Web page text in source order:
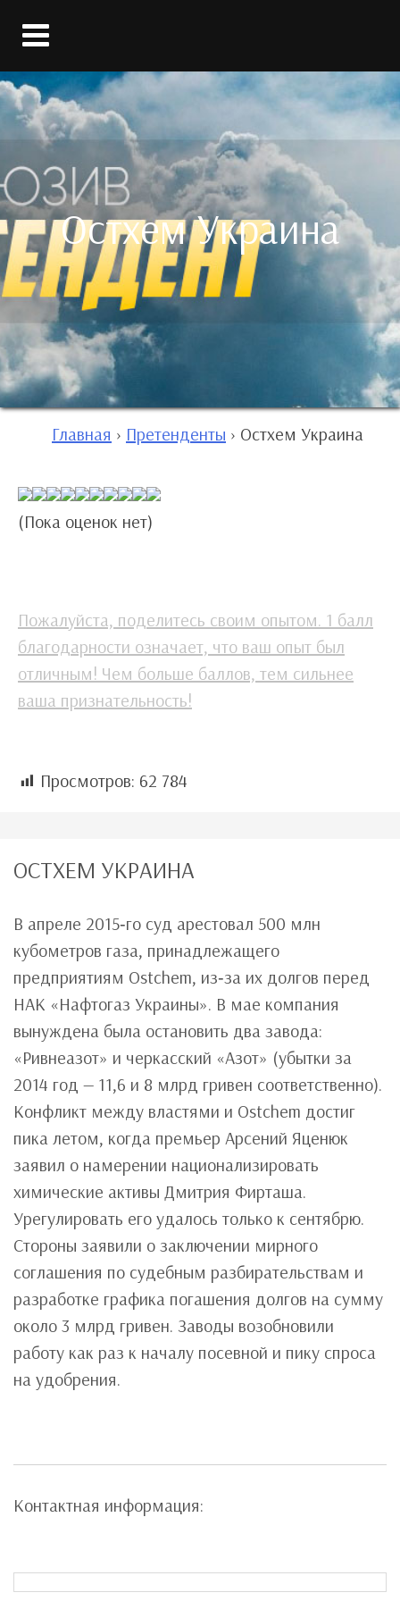
Остхем Украина
Главная › Претенденты › Остхем Украина
(Пока оценок нет)
Пожалуйста, поделитесь своим опытом. 1 балл
благодарности означает, что ваш опыт был
отличным! Чем больше баллов, тем сильнее
ваша признательность!
Просмотров: 62 784
ОСТХЕМ УКРАИНА
В апреле 2015‑го суд арестовал 500 млн
кубометров газа, принадлежащего
предприятиям Ostchem, из‑за их долгов перед
НАК «Нафтогаз Украины». В мае компания
вынуждена была остановить два завода:
«Ривнеазот» и черкасский «Азот» (убытки за
2014 год — 11,6 и 8 млрд гривен соответственно).
Конфликт между властями и Ostchem достиг
пика летом, когда премьер Арсений Яценюк
заявил о намерении национализировать
химические активы Дмитрия Фирташа.
Урегулировать его удалось только к сентябрю.
Стороны заявили о заключении мирного
соглашения по судебным разбирательствам и
разработке графика погашения долгов на сумму
около 3 млрд гривен. Заводы возобновили
работу как раз к началу посевной и пику спроса
на удобрения.
Контактная информация: